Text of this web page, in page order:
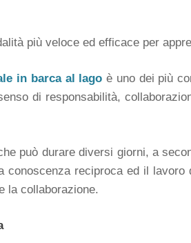
più veloce ed efficace per
in barca al lago è uno dei più
di responsabilità,
può durare diversi giorni, a
reciproca ed il
la collaborazione.